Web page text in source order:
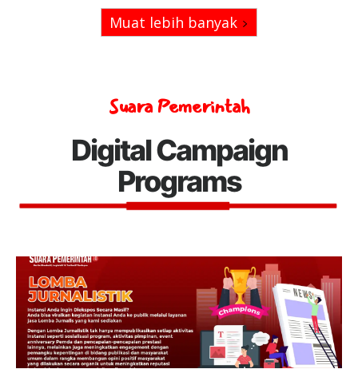
Muat lebih banyak
Suara Pemerintah
Digital Campaign
Programs